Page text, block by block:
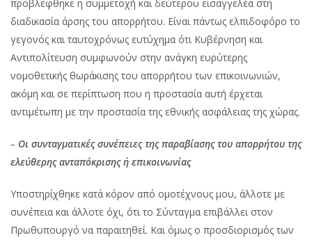
προβλέφθηκε η συμμετοχή και δεύτερου εισαγγελέα στη
διαδικασία άρσης του απορρήτου. Είναι πάντως ελπιδοφόρο το
γεγονός και ταυτοχρόνως ευτύχημα ότι Κυβέρνηση και
Αντιπολίτευση συμφωνούν στην ανάγκη ευρύτερης
νομοθετικής θωράκισης του απορρήτου των επικοινωνιών,
ακόμη και σε περίπτωση που η προστασία αυτή έρχεται
αντιμέτωπη με την προστασία της εθνικής ασφάλειας της χώρας.
– Οι συνταγματικές συνέπειες της παραβίασης του απορρήτου της
ελεύθερης ανταπόκρισης ή επικοινωνίας
Υποστηρίχθηκε κατά κόρον από ομοτέχνους μου, άλλοτε με
συνέπεια και άλλοτε όχι, ότι το Σύνταγμα επιβάλλει στον
Πρωθυπουργό να παραιτηθεί. Και όμως ο προσδιορισμός των